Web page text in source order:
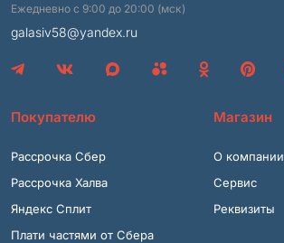
Ежедневно с 9:00 до 20:00 (мск)
galasiv58@yandex.ru
Покупателю
Рассрочка Сбер
Рассрочка Халва
Яндекс Сплит
Плати частями от Сбера
Магазин
О компании
Сервис
Реквизиты